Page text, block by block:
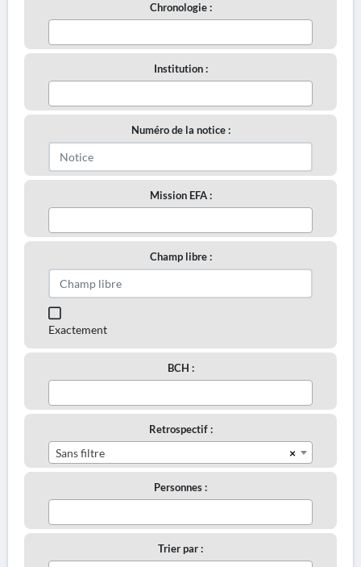
Chronologie :
Institution :
Numéro de la notice :
Mission EFA :
Champ libre :
Exactement
BCH :
Retrospectif :
×
Sans filtre
Personnes :
Trier par :